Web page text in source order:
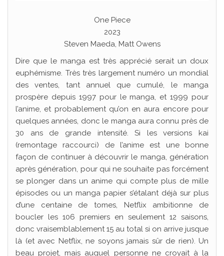
One Piece
2023
Steven Maeda, Matt Owens
Dire que le manga est très apprécié serait un doux
euphémisme. Très très largement numéro un mondial
des ventes, tant annuel que cumulé, le manga
prospère depuis 1997 pour le manga, et 1999 pour
l’anime, et probablement qu’on en aura encore pour
quelques années, donc le manga aura connu près de
30 ans de grande intensité. Si les versions kai
(remontage raccourci) de l’anime est une bonne
façon de continuer à découvrir le manga, génération
après génération, pour qui ne souhaite pas forcément
se plonger dans un anime qui compte plus de mille
épisodes ou un manga papier s’étalant déjà sur plus
d’une centaine de tomes, Netflix ambitionne de
boucler les 106 premiers en seulement 12 saisons,
donc vraisemblablement 15 au total si on arrive jusque
là (et avec Netflix, ne soyons jamais sûr de rien). Un
beau projet, mais auquel personne ne croyait à la